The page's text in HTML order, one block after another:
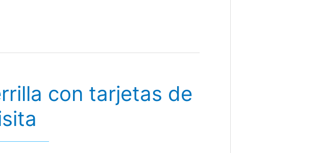
con tarjetas de